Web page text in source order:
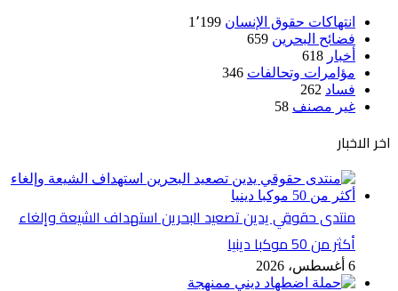
انتهاكات حقوق الإنسان 1٬199
فضائح البحرين 659
أخبار 618
مؤامرات وتحالفات 346
فساد 262
غير مصنف 58
اخر الاخبار
منتدى حقوقي يدين تصعيد البحرين استهداف الشيعة وإلغاء
أكثر من 50 موكبا دينيا
6 أغسطس، 2026